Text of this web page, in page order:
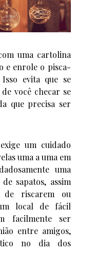
uma cartolina
e enrole o pisca-
evita que se
você checar se
que precisa ser
um cuidado
uma a uma em
uma
sapatos, assim
riscarem ou
local de fácil
facilmente ser
entre amigos,
no dia dos